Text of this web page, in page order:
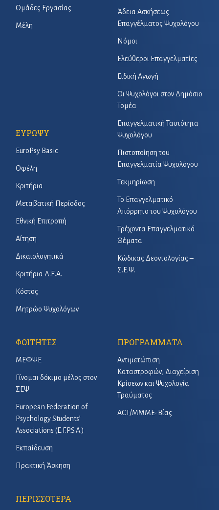
Ομάδες Εργασίας
Μέλη
Άδεια Ασκήσεως
Επαγγέλματος Ψυχολόγου
Νόμοι
Ελεύθεροι Επαγγελματίες
Ειδική Αγωγή
Οι Ψυχολόγοι στον Δημόσιο
Τομέα
Επαγγελματική Ταυτότητα
Ψυχολόγου
Πιστοποίηση του
Επαγγελματία Ψυχολόγου
Τεκμηρίωση
Το Επαγγελματικό
Απόρρητο του Ψυχολόγου
Τρέχοντα Επαγγελματικά
Θέματα
Κώδικας Δεοντολογίας –
Σ.Ε.Ψ.
ΕΥΡΩΨΥ
EuroPsy Basic
Οφέλη
Κριτήρια
Μεταβατική Περίοδος
Εθνική Επιτροπή
Αίτηση
Δικαιολογητικά
Κριτήρια Δ.Ε.Α.
Κόστος
Μητρώο Ψυχολόγων
ΦΟΙΤΗΤΕΣ
ΜΕΦΨΕ
Γίνομαι δόκιμο μέλος στον
ΣΕΨ
European Federation of
Psychology Students’
Associations (E.F.P.S.A.)
Εκπαίδευση
Πρακτική Άσκηση
ΠΡΟΓΡΑΜΜΑΤΑ
Αντιμετώπιση
Καταστροφών, Διαχείριση
Κρίσεων και Ψυχολογία
Τραύματος
ACT/ΜΜΜΕ-Βίας
ΠΕΡΙΣΣΟΤΕΡΑ